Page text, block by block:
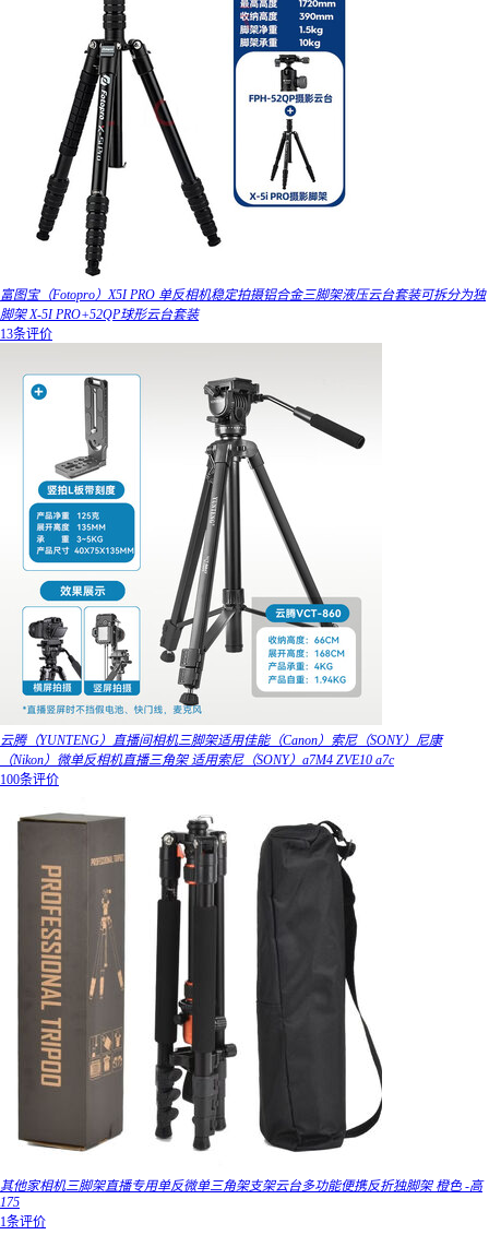
富图宝（Fotopro）X5I PRO 单反相机稳定拍摄铝合金三脚架液压云台套装可拆分为独
脚架 X-5I PRO+52QP球形云台套装
13条评价
云腾（YUNTENG）直播间相机三脚架适用佳能（Canon）索尼（SONY）尼康
（Nikon）微单反相机直播三角架 适用索尼（SONY）a7M4 ZVE10 a7c
100条评价
其他家相机三脚架直播专用单反微单三角架支架云台多功能便携反折独脚架 橙色 -高
175
1条评价